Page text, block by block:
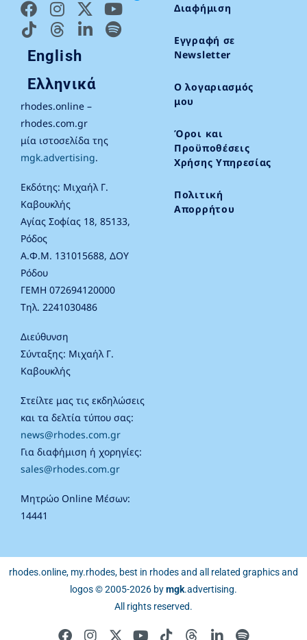
English
Ελληνικά
rhodes.online –
rhodes.com.gr
μία ιστοσελίδα της
mgk.advertising.
Εκδότης: Μιχαήλ Γ.
Καβουκλής
Αγίας Σοφίας 18, 85133,
Ρόδος
Α.Φ.Μ. 131015688, ΔΟΥ
Ρόδου
ΓΕΜΗ 072694120000
Τηλ. 2241030486
Διεύθυνση
Σύνταξης: Μιχαήλ Γ.
Καβουκλής
Στείλτε μας τις εκδηλώσεις
και τα δελτία τύπου σας:
news@rhodes.com.gr
Για διαφήμιση ή χορηγίες:
sales@rhodes.com.gr
Μητρώο Online Μέσων:
14441
Διαφήμιση
Εγγραφή σε
Newsletter
Ο λογαριασμός
μου
Όροι και
Προϋποθέσεις
Χρήσης Υπηρεσίας
Πολιτική
Απορρήτου
rhodes.online, my.rhodes, best in rhodes and all related graphics and
logos © 2005-2026 bymgk.advertising.
All rights reserved.